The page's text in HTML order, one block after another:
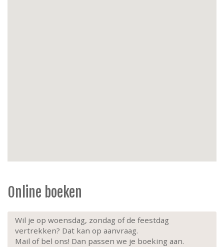
Online boeken
Wil je op woensdag, zondag of de feestdag
vertrekken? Dat kan op aanvraag.
Mail of bel ons! Dan passen we je boeking aan.